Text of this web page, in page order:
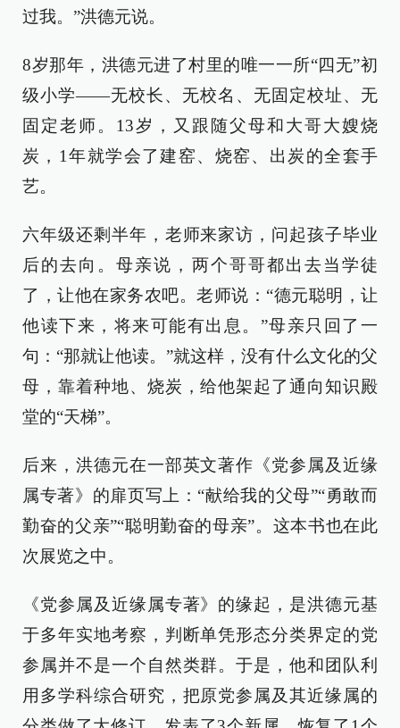
过我。”洪德元说。
8岁那年，洪德元进了村里的唯一一所“四无”初
级小学——无校长、无校名、无固定校址、无
固定老师。13岁，又跟随父母和大哥大嫂烧
炭，1年就学会了建窑、烧窑、出炭的全套手
艺。
六年级还剩半年，老师来家访，问起孩子毕业
后的去向。母亲说，两个哥哥都出去当学徒
了，让他在家务农吧。老师说：“德元聪明，让
他读下来，将来可能有出息。”母亲只回了一
句：“那就让他读。”就这样，没有什么文化的父
母，靠着种地、烧炭，给他架起了通向知识殿
堂的“天梯”。
后来，洪德元在一部英文著作《党参属及近缘
属专著》的扉页写上：“献给我的父母”“勇敢而
勤奋的父亲”“聪明勤奋的母亲”。这本书也在此
次展览之中。
《党参属及近缘属专著》的缘起，是洪德元基
于多年实地考察，判断单凭形态分类界定的党
参属并不是一个自然类群。于是，他和团队利
用多学科综合研究，把原党参属及其近缘属的